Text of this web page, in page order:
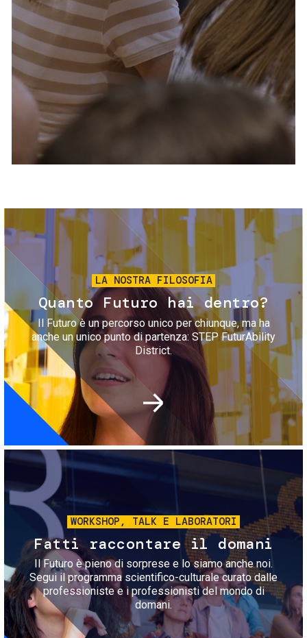
Servizi e accessibilità
Contatti
FAQ
Biglietti
Immagine
LA NOSTRA FILOSOFIA
Quanto Futuro hai dentro?
Il Futuro è un percorso unico per chiunque, ma ha
anche un unico punto di partenza: STEP FuturAbility
District.
Immagine
WORKSHOP, TALK E LABORATORI
Fatti raccontare il domani
Il Futuro è pieno di sorprese e lo siamo anche noi.
Segui il programma scientifico-culturale curato dalle
professioniste e i professionisti del mondo di
domani.